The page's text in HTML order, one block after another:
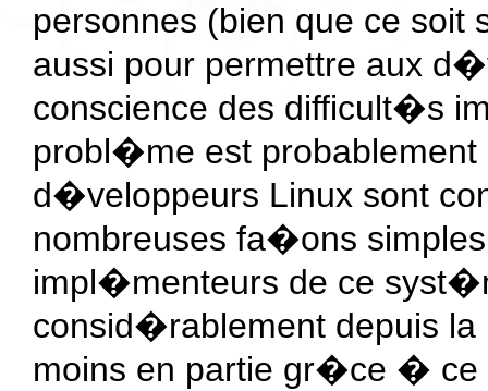
personnes (bien que ce soit
aussi pour permettre aux
conscience des difficult�s
probl�me est
d�veloppeurs Linux sont
nombreuses fa�ons
impl�menteurs de ce
consid�rablement depuis la
moins en partie gr�ce � ce